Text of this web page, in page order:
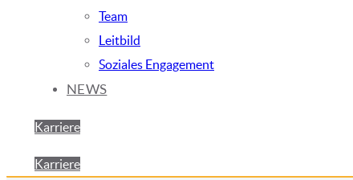
Team
Leitbild
Soziales Engagement
NEWS
Karriere
Karriere